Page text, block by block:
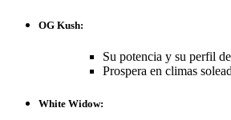
OG Kush:
Su potencia y su perfil
Prospera en climas
White Widow: